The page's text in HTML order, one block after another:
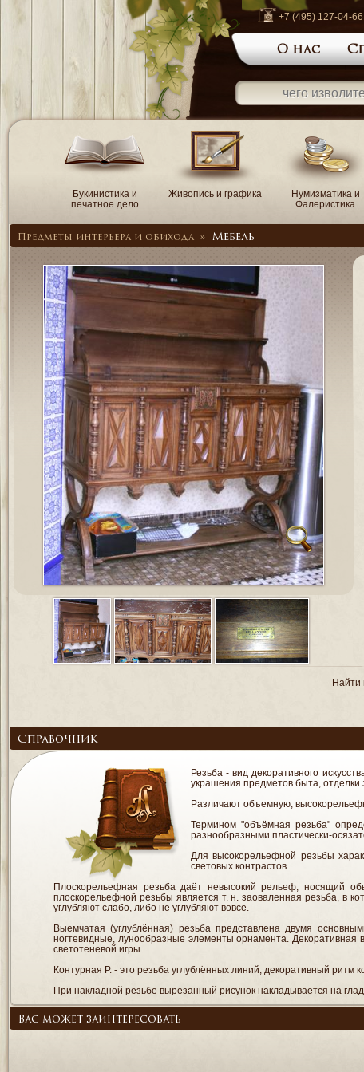
+7 (495) 127-04-66
О нас
Букинистика и
печатное дело
Живопись и графика
Нумизматика и
Фалеристика
Предметы интерьера и обихода » Мебель
Найти
Справочник
Резьба - вид декоративного
украшения предметов быта, отделки
Различают объемную,
Термином "объёмная резьба"
разнообразными пластически-
Для высокорельефной резьбы
световых контрастов.
Плоскорельефная резьба даёт невысокий рельеф, носящий
плоскорельефной резьбы является т. н. заоваленная резьба, в
углубляют слабо, либо не углубляют вовсе.
Выемчатая (углублённая) резьба представлена двумя
ногтевидные, лунообразные элементы орнамента.
светотеневой игры.
Контурная Р. - это резьба углублённых линий, декоративный ритм
При накладной резьбе вырезанный рисунок накладывается на
Вас может заинтересовать